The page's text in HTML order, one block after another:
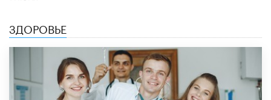
ЗДОРОВЬЕ